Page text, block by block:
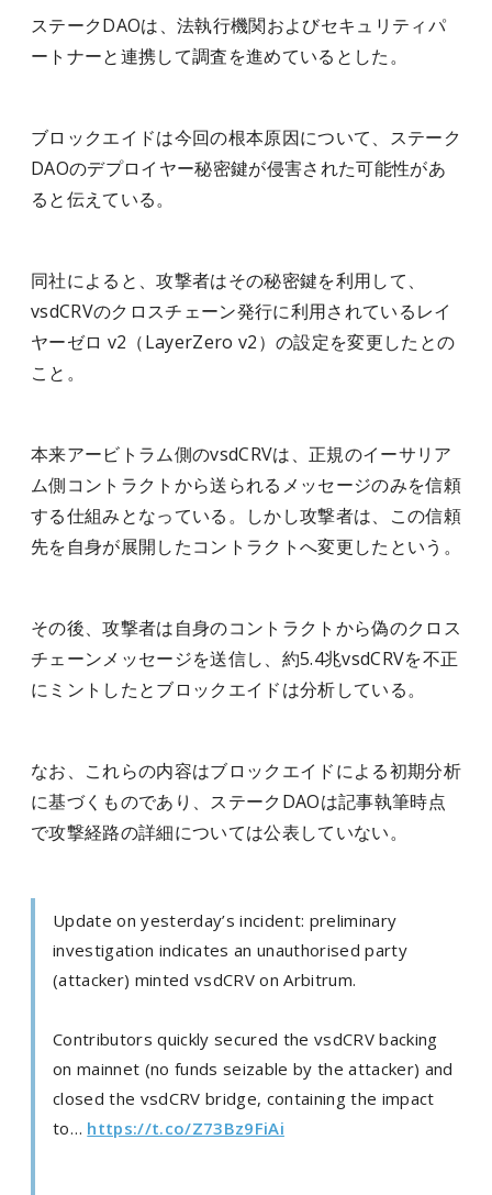
ステークDAOは、法執行機関およびセキュリティパ
ートナーと連携して調査を進めているとした。
ブロックエイドは今回の根本原因について、ステーク
DAOのデプロイヤー秘密鍵が侵害された可能性があ
ると伝えている。
同社によると、攻撃者はその秘密鍵を利用して、
vsdCRVのクロスチェーン発行に利用されているレイ
ヤーゼロ v2（LayerZero v2）の設定を変更したとの
こと。
本来アービトラム側のvsdCRVは、正規のイーサリア
ム側コントラクトから送られるメッセージのみを信頼
する仕組みとなっている。しかし攻撃者は、この信頼
先を自身が展開したコントラクトへ変更したという。
その後、攻撃者は自身のコントラクトから偽のクロス
チェーンメッセージを送信し、約5.4兆vsdCRVを不正
にミントしたとブロックエイドは分析している。
なお、これらの内容はブロックエイドによる初期分析
に基づくものであり、ステークDAOは記事執筆時点
で攻撃経路の詳細については公表していない。
Update on yesterday’s incident: preliminary
investigation indicates an unauthorised party
(attacker) minted vsdCRV on Arbitrum.
Contributors quickly secured the vsdCRV backing
on mainnet (no funds seizable by the attacker) and
closed the vsdCRV bridge, containing the impact
to… https://t.co/Z73Bz9FiAi